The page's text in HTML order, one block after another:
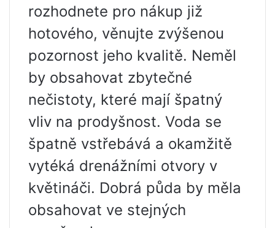
rozhodnete pro nákup již
hotového, věnujte zvýšenou
pozornost jeho kvalitě. Neměl
by obsahovat zbytečné
nečistoty, které mají špatný
vliv na prodyšnost. Voda se
špatně vstřebává a okamžitě
vytéká drenážními otvory v
květináči. Dobrá půda by měla
obsahovat ve stejných